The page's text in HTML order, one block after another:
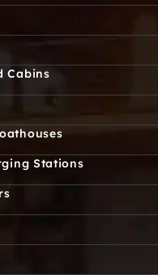
Cabins
Stations